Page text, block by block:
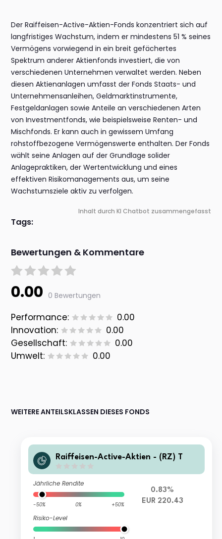
Der Raiffeisen-Active-Aktien-Fonds konzentriert sich auf
langfristiges Wachstum, indem er mindestens 51 % seines
Vermögens vorwiegend in ein breit gefächertes
Spektrum anderer Aktienfonds investiert, die von
verschiedenen Unternehmen verwaltet werden. Neben
diesen Aktienanlagen umfasst der Fonds Staats- und
Unternehmensanleihen, Geldmarktinstrumente,
Festgeldanlagen sowie Anteile an verschiedenen Arten
von Investmentfonds, wie beispielsweise Renten- und
Mischfonds. Er kann auch in gewissem Umfang
rohstoffbezogene Vermögenswerte enthalten. Der Fonds
wählt seine Anlagen auf der Grundlage solider
Anlagepraktiken, der Wertentwicklung und eines
effektiven Risikomanagements aus, um seine
Wachstumsziele aktiv zu verfolgen.
Inhalt durch KI Chatbot zusammengefasst
Tags:
Bewertungen & Kommentare
0.00 0 Bewertungen
Performance:
0.00
Innovation:
0.00
Gesellschaft:
0.00
Umwelt:
0.00
WEITERE ANTEILSKLASSEN DIESES FONDS
Raiffeisen-Active-Aktien - (RZ) T
Jährliche Rendite
-50% 0% +50%
Risiko-Level
0.83%
EUR 220.43